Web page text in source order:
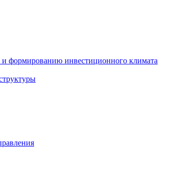
формированию инвестиционного климата